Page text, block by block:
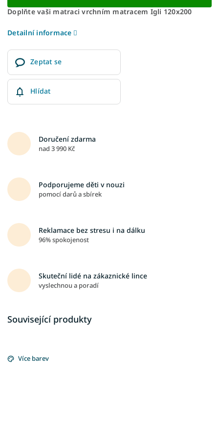
Doplňte vaši matraci vrchním matracem Igli 120x200
Detailní informace
Zeptat se
Hlídat
Doručení zdarma
nad 3 990 Kč
Podporujeme děti v nouzi
pomocí darů a sbírek
Reklamace bez stresu i na dálku
96% spokojenost
Skuteční lidé na zákaznické lince
vyslechnou a poradí
Související produkty
Více barev